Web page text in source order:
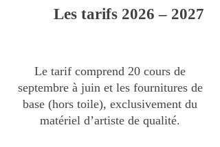
Les tarifs 2026 – 2027
Le tarif comprend 20 cours de
septembre à juin et les fournitures de
base (hors toile), exclusivement du
matériel d’artiste de qualité.